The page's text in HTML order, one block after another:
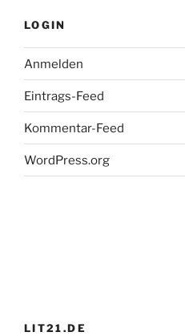
LOGIN
Anmelden
Eintrags-Feed
Kommentar-Feed
WordPress.org
LIT21.DE